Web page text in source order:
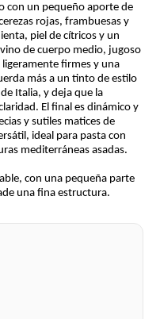
con un pequeño aporte de
rojas, frambuesas y
piel de cítricos y un
de cuerpo medio, jugoso
firmes y una
más a un tinto de estilo
Italia, y deja que la
El final es dinámico y
y sutiles matices de
ideal para pasta con
mediterráneas asadas.
con una pequeña parte
una fina estructura.